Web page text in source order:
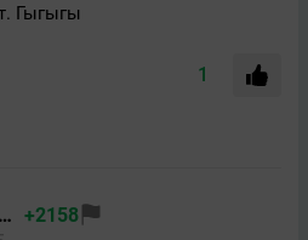
Гыгыгы
1
andrei-sarap-yandex +2158